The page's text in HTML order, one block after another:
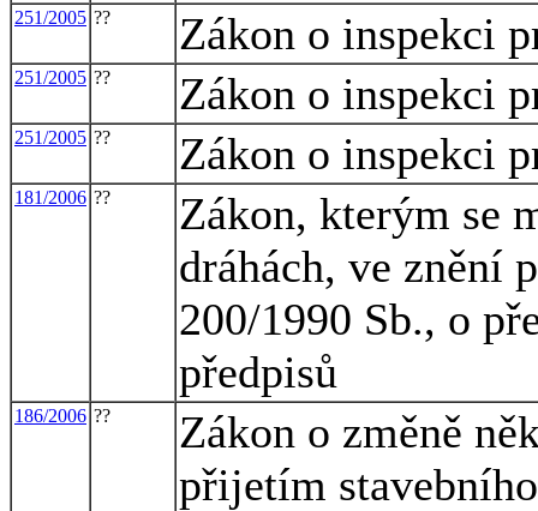
251/2005 ?? Zákon o inspekci
251/2005 ?? Zákon o inspekci
251/2005 ?? Zákon o inspekci
181/2006 ??
Zákon, kterým se
dráhách, ve znění
200/1990 Sb., o
předpisů
186/2006 ??
Zákon o změně
přijetím